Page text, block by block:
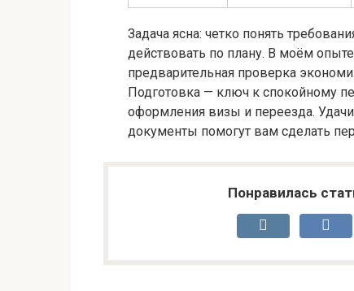
Задача ясна: четко понять
действовать по плану. В моём
предварительная проверка
Подготовка — ключ к спокойному
оформления визы и переезда.
документы помогут вам сделать
Понравилась